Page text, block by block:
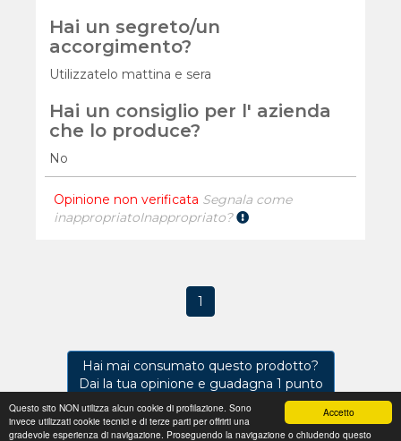
Accetto
Questo sito NON utilizza alcun cookie di profilazione. Sono
invece utilizzati cookie tecnici e di terze parti per offrirti una
gradevole esperienza di navigazione. Proseguendo la navigazione o chiudendo questo
Hai un segreto/un
accorgimento?
Utilizzatelo mattina e sera
Hai un consiglio per l' azienda
che lo produce?
No
Opinione non verificata Segnala come
inappropriatoInappropriato?
1
Hai mai consumato questo prodotto?
Dai la tua opinione e guadagna 1 punto
Regolamento Privacy Domande frequenti
Cookie